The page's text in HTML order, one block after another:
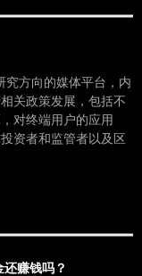
方向的媒体平台，内
关政策发展，包括不
对终端用户的应用
资者和监管者以及区
赚钱吗？